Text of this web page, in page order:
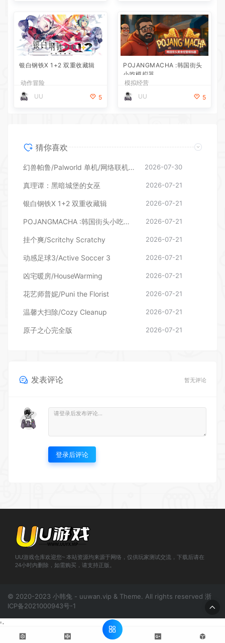
银白钢铁X 1+2 双重收藏辑
动作冒险
UU
5
POJANGMACHA :韩国街头
小吃模拟器
模拟经营
UU
5
猜你喜欢
幻兽帕鲁/Palworld 单机/网络联机 （更新v1.0.1.10619） 2026-07-30
真理谭：黑暗城堡的女巫 2026-07-21
银白钢铁X 1+2 双重收藏辑 2026-07-21
POJANGMACHA :韩国街头小吃模拟器 2026-07-21
挂个爽/Scritchy Scratchy 2026-07-21
动感足球3/Active Soccer 3 2026-07-21
凶宅暖房/HouseWarming 2026-07-21
花艺师普妮/Puni the Florist 2026-07-21
温馨大扫除/Cozy Cleanup 2026-07-21
原子之心完全版 2026-07-21
发表评论 暂无评论
登录后评论
UU游戏仓库欢迎您~ 本站资源均来源于网络，仅供玩家测试交流，下载后请在
24小时内删除，如需购买，请支持正版。
© 2020-2023 小韩兔 - uuwan.vip & Theme. All rights reserved 浙
ICP备2021000943号-1
';